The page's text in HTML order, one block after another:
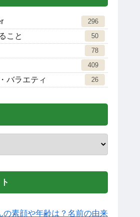
296
こと 50
78
409
バラエティ 26
の素顔や年齢は？名前の由来